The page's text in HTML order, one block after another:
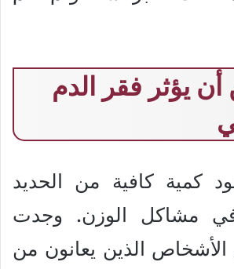
يؤثر فقر الدم
كمية كافية من الحديد
في مشاكل الوزن. وجدت
الذين يعانون من